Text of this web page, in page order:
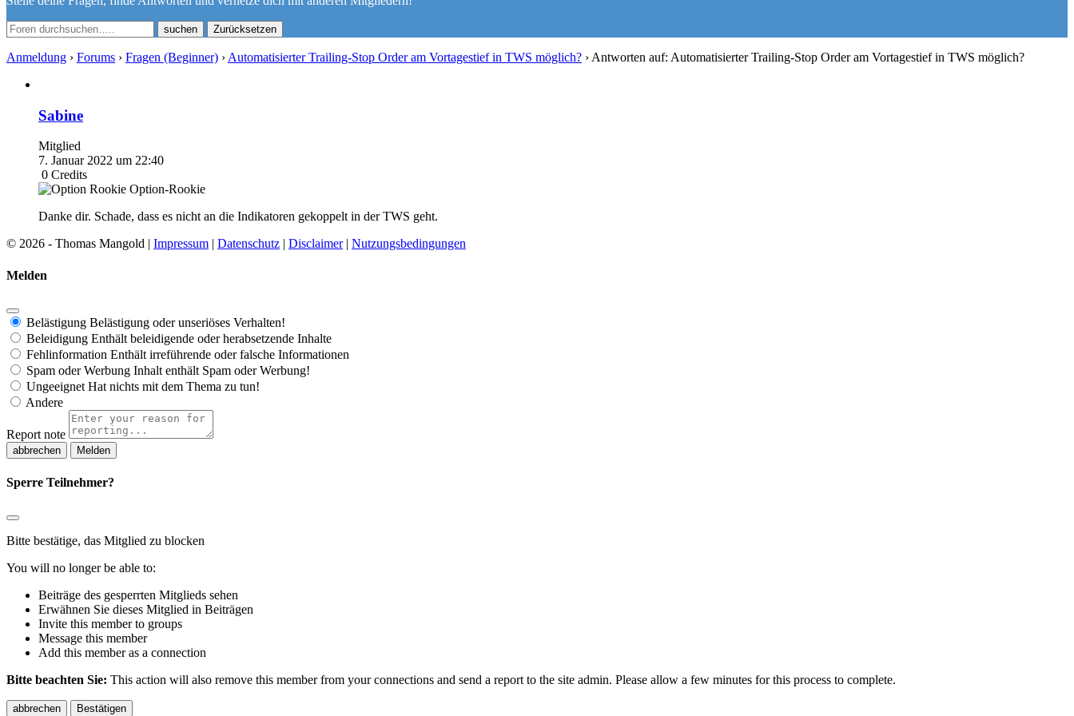
Zurücksetzen
Anmeldung › Forums › Fragen (Beginner) › Automatisierter Trailing-Stop Order am Vortagestief in TWS möglich? › Antworten auf: Automatisierter Trailing-Stop Order am Vortagestief in TWS möglich?
Sabine
Mitglied
7. Januar 2022 um 22:40
0 Credits
Option-Rookie
Danke dir. Schade, dass es nicht an die Indikatoren gekoppelt in der TWS geht.
© 2026 - Thomas Mangold | Impressum | Datenschutz | Disclaimer| Nutzungsbedingungen
Melden
Belästigung Belästigung oder unseriöses Verhalten!
Beleidigung Enthält beleidigende oder herabsetzende Inhalte
Fehlinformation Enthält irreführende oder falsche Informationen
Spam oder Werbung Inhalt enthält Spam oder Werbung!
Ungeeignet Hat nichts mit dem Thema zu tun!
Andere
Report note
Melden
Sperre Teilnehmer?
Bitte bestätige, das Mitglied zu blocken
You will no longer be able to:
Beiträge des gesperrten Mitglieds sehen
Erwähnen Sie dieses Mitglied in Beiträgen
Invite this member to groups
Message this member
Add this member as a connection
Bitte beachten Sie: This action will also remove this member from your connections and send a report to the site admin. Please allow a few minutes for this process to complete.
Bestätigen